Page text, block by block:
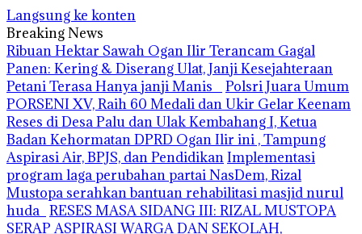
Langsung ke konten
Breaking News
Ribuan Hektar Sawah Ogan Ilir Terancam Gagal
Panen: Kering & Diserang Ulat, Janji Kesejahteraan
Petani Terasa Hanya janji Manis
Polsri Juara Umum
PORSENI XV, Raih 60 Medali dan Ukir Gelar Keenam
Reses di Desa Palu dan Ulak Kembahang I, Ketua
Badan Kehormatan DPRD Ogan Ilir ini , Tampung
Aspirasi Air, BPJS, dan PendidikanImplementasi
program laga perubahan partai NasDem, Rizal
Mustopa serahkan bantuan rehabilitasi masjid nurul
huda RESES MASA SIDANG III: RIZAL MUSTOPA
SERAP ASPIRASI WARGA DAN SEKOLAH,